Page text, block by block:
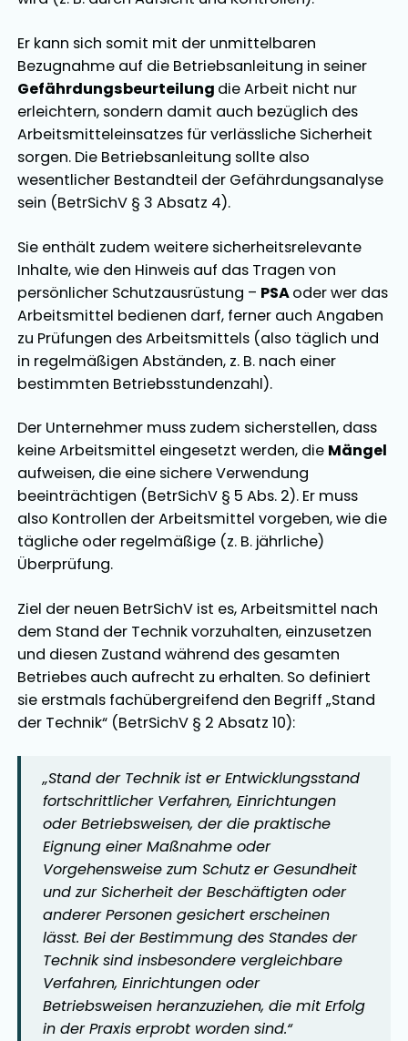
Er kann sich somit mit der unmittelbaren
Bezugnahme auf die Betriebsanleitung in seiner
Gefährdungsbeurteilung die Arbeit nicht nur
erleichtern, sondern damit auch bezüglich des
Arbeitsmitteleinsatzes für verlässliche Sicherheit
sorgen. Die Betriebsanleitung sollte also
wesentlicher Bestandteil der Gefährdungsanalyse
sein (BetrSichV § 3 Absatz 4).
Sie enthält zudem weitere sicherheitsrelevante
Inhalte, wie den Hinweis auf das Tragen von
persönlicher Schutzausrüstung – PSAoder wer das
Arbeitsmittel bedienen darf, ferner auch Angaben
zu Prüfungen des Arbeitsmittels (also täglich und
in regelmäßigen Abständen, z. B. nach einer
bestimmten Betriebsstundenzahl).
Der Unternehmer muss zudem sicherstellen, dass
keine Arbeitsmittel eingesetzt werden, die Mängel
aufweisen, die eine sichere Verwendung
beeinträchtigen (BetrSichV § 5 Abs. 2). Er muss
also Kontrollen der Arbeitsmittel vorgeben, wie die
tägliche oder regelmäßige (z. B. jährliche)
Überprüfung.
Ziel der neuen BetrSichV ist es, Arbeitsmittel nach
dem Stand der Technik vorzuhalten, einzusetzen
und diesen Zustand während des gesamten
Betriebes auch aufrecht zu erhalten. So definiert
sie erstmals fachübergreifend den Begriff „Stand
der Technik“ (BetrSichV § 2 Absatz 10):
„Stand der Technik ist er Entwicklungsstand
fortschrittlicher Verfahren, Einrichtungen
oder Betriebsweisen, der die praktische
Eignung einer Maßnahme oder
Vorgehensweise zum Schutz er Gesundheit
und zur Sicherheit der Beschäftigten oder
anderer Personen gesichert erscheinen
lässt. Bei der Bestimmung des Standes der
Technik sind insbesondere vergleichbare
Verfahren, Einrichtungen oder
Betriebsweisen heranzuziehen, die mit Erfolg
in der Praxis erprobt worden sind.“